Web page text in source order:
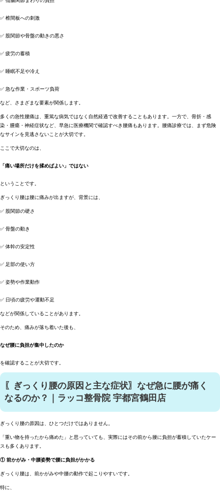
✅ 椎間板への刺激
✅ 股関節や骨盤の動きの悪さ
✅ 疲労の蓄積
✅ 睡眠不足や冷え
✅ 急な作業・スポーツ負荷
など、さまざまな要素が関係します。
多くの急性腰痛は、重篤な病気ではなく自然経過で改善することもあります。一方で、骨折・感
染・腫瘍・神経症状など、早急に医療機関で確認すべき腰痛もあります。腰痛診療では、まず危険
なサインを見逃さないことが大切です。
ここで大切なのは、
「痛い場所だけを揉めばよい」ではない
ということです。
ぎっくり腰は腰に痛みが出ますが、背景には、
✅ 股関節の硬さ
✅ 骨盤の動き
✅ 体幹の安定性
✅ 足部の使い方
✅ 姿勢や作業動作
✅ 日頃の疲労や運動不足
などが関係していることがあります。
そのため、痛みが落ち着いた後も、
なぜ腰に負担が集中したのか
を確認することが大切です。
〖ぎっくり腰の原因と主な症状〗なぜ急に腰が痛く
なるのか？｜ラッコ整骨院 宇都宮鶴田店
ぎっくり腰の原因は、ひとつだけではありません。
「重い物を持ったから痛めた」と思っていても、実際にはその前から腰に負担が蓄積していたケー
スも多くあります。
① 前かがみ・中腰姿勢で腰に負担がかかる
ぎっくり腰は、前かがみや中腰の動作で起こりやすいです。
特に、